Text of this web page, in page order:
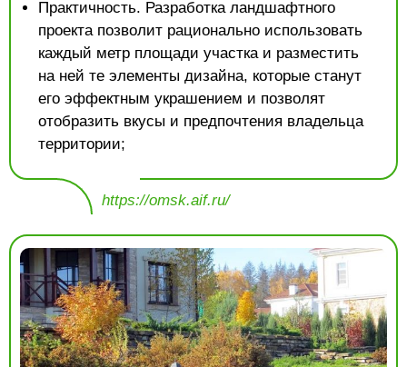
Практичность. Разработка ландшафтного
проекта позволит рационально использовать
каждый метр площади участка и разместить
на ней те элементы дизайна, которые станут
его эффектным украшением и позволят
отобразить вкусы и предпочтения владельца
территории;
https://omsk.aif.ru/